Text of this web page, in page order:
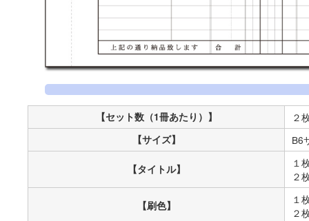
【セット数（1冊あたり）】 ２
【サイズ】 B6
【タイトル】
１
２
【刷色】
１
２